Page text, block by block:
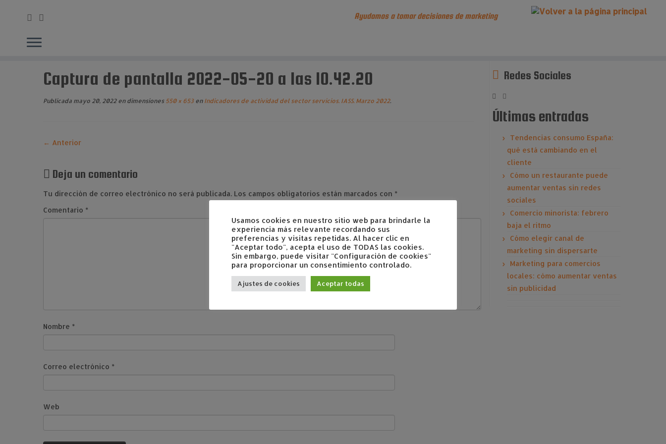
Ayudamos a tomar decisiones de marketing
Captura de pantalla 2022-05-20 a las 10.42.20
Publicada mayo 20, 2022en dimensiones 550 × 653enIndicadores de actividad del sector servicios. IASS. Marzo 2022.
← Anterior
Deja un comentario
Tu dirección de correo electrónico no será publicada. Los campos obligatorios están marcados con *
Comentario *
Nombre *
Correo electrónico *
Web
Redes Sociales
Últimas entradas
Tendencias consumo España:
qué está cambiando en el
cliente
Cómo un restaurante puede
aumentar ventas sin redes
sociales
Comercio minorista: febrero
baja el ritmo
Cómo elegir canal de
marketing sin dispersarte
Marketing para comercios
locales: cómo aumentar ventas
sin publicidad
Usamos cookies en nuestro sitio web para brindarle la
experiencia más relevante recordando sus
preferencias y visitas repetidas. Al hacer clic en
"Aceptar todo", acepta el uso de TODAS las cookies.
Sin embargo, puede visitar "Configuración de cookies"
para proporcionar un consentimiento controlado.
Ajustes de cookies Aceptar todas